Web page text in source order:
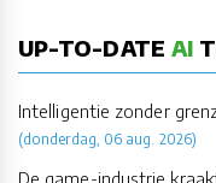
UP-TO-DATE AI
Intelligentie zonder
(donderdag, 06 aug. 2026)
De game-industrie